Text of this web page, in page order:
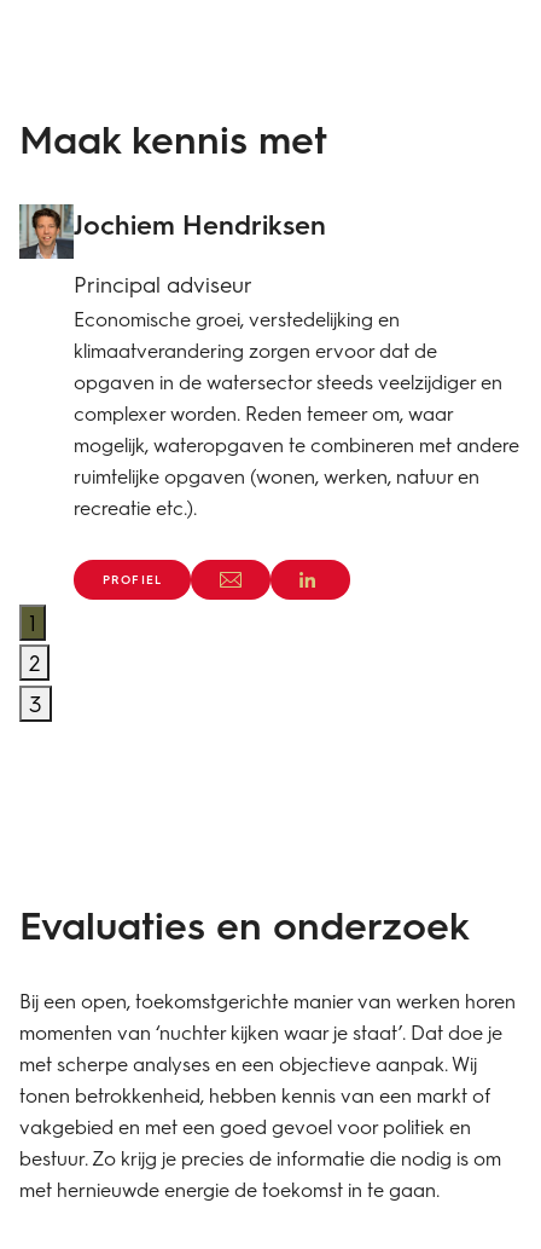
Maak kennis met
Jochiem Hendriksen
Principal adviseur
Economische groei, verstedelijking en
klimaatverandering zorgen ervoor dat de
opgaven in de watersector steeds veelzijdiger en
complexer worden. Reden temeer om, waar
mogelijk, wateropgaven te combineren met andere
ruimtelijke opgaven (wonen, werken, natuur en
recreatie etc.).
PROFIEL
1
2
3
Evaluaties en onderzoek
Bij een open, toekomstgerichte manier van werken horen
momenten van ‘nuchter kijken waar je staat’. Dat doe je
met scherpe analyses en een objectieve aanpak. Wij
tonen betrokkenheid, hebben kennis van een markt of
vakgebied en met een goed gevoel voor politiek en
bestuur. Zo krijg je precies de informatie die nodig is om
met hernieuwde energie de toekomst in te gaan.